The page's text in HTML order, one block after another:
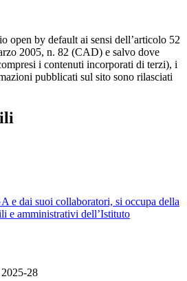
open by default ai sensi dell’articolo 52
2005, n. 82 (CAD) e salvo dove
i contenuti incorporati di terzi), i
pubblicati sul sito sono rilasciati
e dai suoi collaboratori, si occupa della
e amministrativi dell’Istituto
28